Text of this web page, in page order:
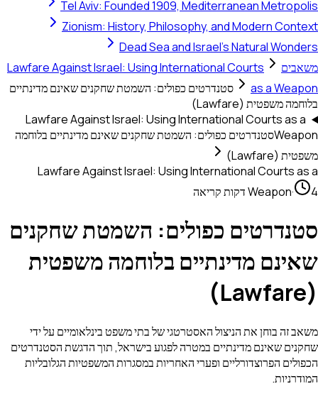
Tel Aviv: Founded 1909, Mediterranean Metropolis
Zionism: History, Philosophy, and Modern Context
Dead Sea and Israel's Natural Wonders
משאבים
Lawfare Against Israel: Using International Courts
as a Weapon
סטנדרטים כפולים: השמטת שחקנים שאינם מדינתיים
בלוחמה משפטית (Lawfare)
Lawfare Against Israel: Using International Courts as a
Weaponסטנדרטים כפולים: השמטת שחקנים שאינם מדינתיים בלוחמה
משפטית (Lawfare)
Lawfare Against Israel: Using International Courts as a
Weapon· 4 דקות קריאה
סטנדרטים כפולים: השמטת שחקנים
שאינם מדינתיים בלוחמה משפטית
(Lawfare)
משאב זה בוחן את הניצול האסטרטגי של בתי משפט בינלאומיים על ידי
שחקנים שאינם מדינתיים במטרה לפגוע בישראל, תוך הדגשת הסטנדרטים
הכפולים הפרוצדורליים ופערי האחריות במסגרות המשפטיות הגלובליות
המודרניות.